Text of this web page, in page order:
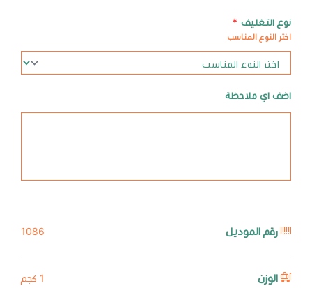
نوع التغليف *
اختر النوع المناسب
اضف اي ملاحظة
رقم الموديل 1086
الوزن 1 كجم